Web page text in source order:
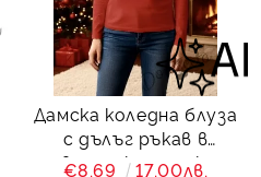
Дамска коледна блуза
с дълъг ръкав в
червено с картинка на
€8.69 17.00лв.